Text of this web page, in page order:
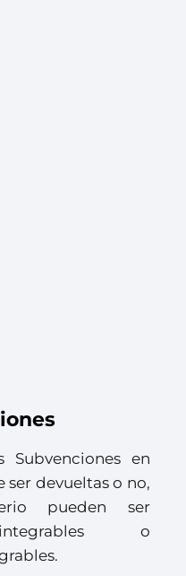
Subvenciones en
devueltas o no,
pueden ser
o